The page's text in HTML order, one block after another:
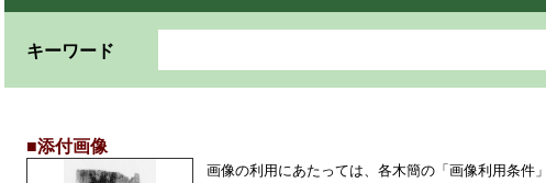
キーワード
■添付画像
画像の利用にあたっては、各木簡の「画像利用条件